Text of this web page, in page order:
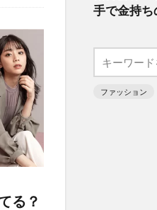
る？
手で金持
ファッション